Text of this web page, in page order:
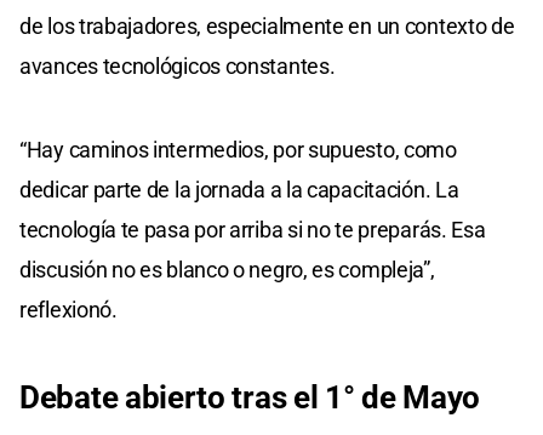
de los trabajadores, especialmente en un contexto de
avances tecnológicos constantes.
“Hay caminos intermedios, por supuesto, como
dedicar parte de la jornada a la capacitación. La
tecnología te pasa por arriba si no te preparás. Esa
discusión no es blanco o negro, es compleja”,
reflexionó.
Debate abierto tras el 1° de Mayo